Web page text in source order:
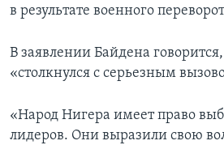
в результате военного
В заявлении Байдена
«столкнулся с серьезным
«Народ Нигера имеет право
лидеров. Они выразили свою